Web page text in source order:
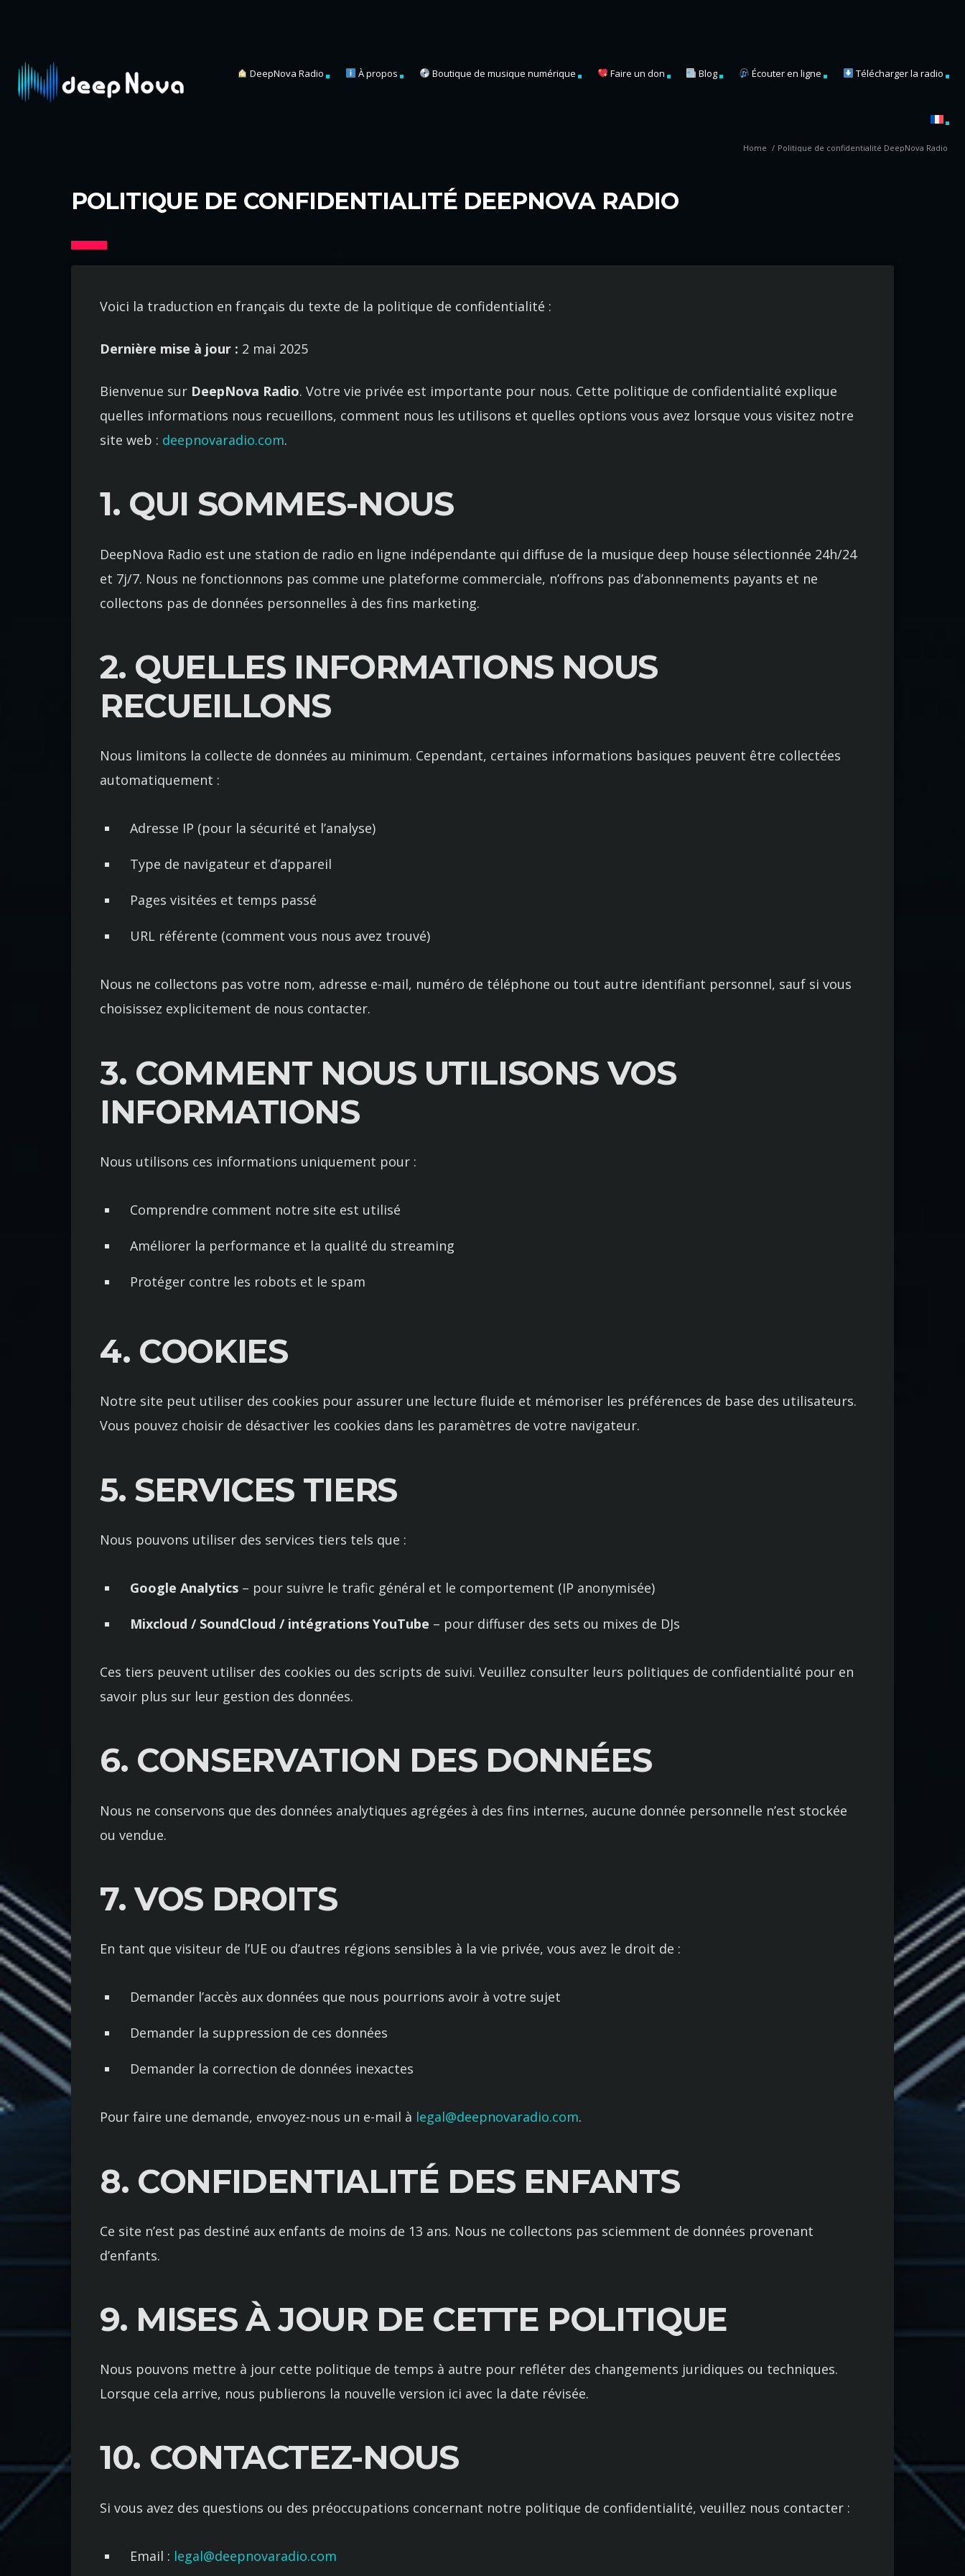
DeepNova Radio À propos Boutique de musique numérique Faire un don Blog Écouter en ligne Télécharger la radio
Home / Politique de confidentialité DeepNova Radio
POLITIQUE DE CONFIDENTIALITÉ DEEPNOVA RADIO
Voici la traduction en français du texte de la politique de confidentialité :
Dernière mise à jour : 2 mai 2025
Bienvenue sur DeepNova Radio. Votre vie privée est importante pour nous. Cette politique de confidentialité explique
quelles informations nous recueillons, comment nous les utilisons et quelles options vous avez lorsque vous visitez notre
site web : deepnovaradio.com.
1. QUI SOMMES-NOUS
DeepNova Radio est une station de radio en ligne indépendante qui diffuse de la musique deep house sélectionnée 24h/24
et 7j/7. Nous ne fonctionnons pas comme une plateforme commerciale, n’offrons pas d’abonnements payants et ne
collectons pas de données personnelles à des fins marketing.
2. QUELLES INFORMATIONS NOUS
RECUEILLONS
Nous limitons la collecte de données au minimum. Cependant, certaines informations basiques peuvent être collectées
automatiquement :
Adresse IP (pour la sécurité et l’analyse)
Type de navigateur et d’appareil
Pages visitées et temps passé
URL référente (comment vous nous avez trouvé)
Nous ne collectons pas votre nom, adresse e-mail, numéro de téléphone ou tout autre identifiant personnel, sauf si vous
choisissez explicitement de nous contacter.
3. COMMENT NOUS UTILISONS VOS
INFORMATIONS
Nous utilisons ces informations uniquement pour :
Comprendre comment notre site est utilisé
Améliorer la performance et la qualité du streaming
Protéger contre les robots et le spam
4. COOKIES
Notre site peut utiliser des cookies pour assurer une lecture fluide et mémoriser les préférences de base des utilisateurs.
Vous pouvez choisir de désactiver les cookies dans les paramètres de votre navigateur.
5. SERVICES TIERS
Nous pouvons utiliser des services tiers tels que :
Google Analytics – pour suivre le trafic général et le comportement (IP anonymisée)
Mixcloud / SoundCloud / intégrations YouTube – pour diffuser des sets ou mixes de DJs
Ces tiers peuvent utiliser des cookies ou des scripts de suivi. Veuillez consulter leurs politiques de confidentialité pour en
savoir plus sur leur gestion des données.
6. CONSERVATION DES DONNÉES
Nous ne conservons que des données analytiques agrégées à des fins internes, aucune donnée personnelle n’est stockée
ou vendue.
7. VOS DROITS
En tant que visiteur de l’UE ou d’autres régions sensibles à la vie privée, vous avez le droit de :
Demander l’accès aux données que nous pourrions avoir à votre sujet
Demander la suppression de ces données
Demander la correction de données inexactes
Pour faire une demande, envoyez-nous un e-mail à legal@deepnovaradio.com.
8. CONFIDENTIALITÉ DES ENFANTS
Ce site n’est pas destiné aux enfants de moins de 13 ans. Nous ne collectons pas sciemment de données provenant
d’enfants.
9. MISES À JOUR DE CETTE POLITIQUE
Nous pouvons mettre à jour cette politique de temps à autre pour refléter des changements juridiques ou techniques.
Lorsque cela arrive, nous publierons la nouvelle version ici avec la date révisée.
10. CONTACTEZ-NOUS
Si vous avez des questions ou des préoccupations concernant notre politique de confidentialité, veuillez nous contacter :
Email : legal@deepnovaradio.com